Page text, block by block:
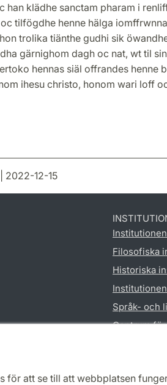
för att se till att webbplatsen
han klädhe sanctam pharam i
tilfögdhe henne hälga
trolika tiänthe gudhi sik
gärnighom dagh oc nat, wt til
hennas siäl offrandes henne
ihesu christo, honom wari loff
2022-12-15
Filosofiska
Historiska
Språk- och
Centrum